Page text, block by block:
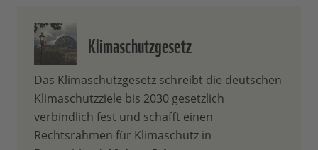
Klimaschutzgesetz
Das Klimaschutzgesetz schreibt die deutschen
Klimaschutzziele bis 2030 gesetzlich
verbindlich fest und schafft einen
Rechtsrahmen für Klimaschutz in